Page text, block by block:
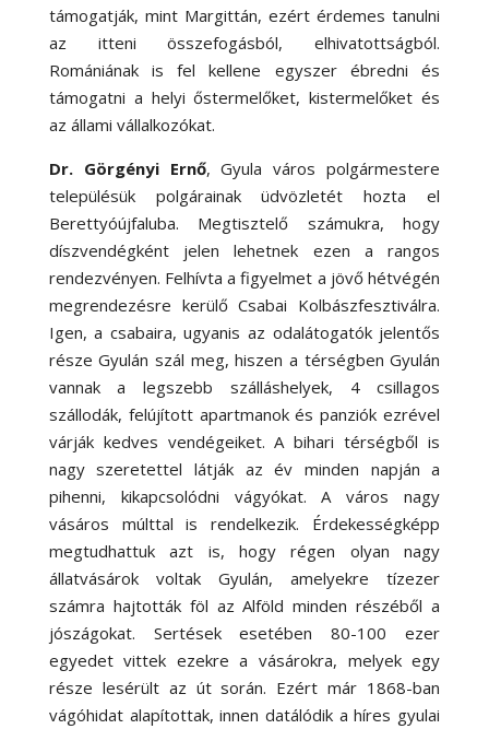
támogatják, mint Margittán, ezért érdemes tanulni
az itteni összefogásból, elhivatottságból.
Romániának is fel kellene egyszer ébredni és
támogatni a helyi őstermelőket, kistermelőket és
az állami vállalkozókat.
Dr. Görgényi Ernő, Gyula város polgármestere
településük polgárainak üdvözletét hozta el
Berettyóújfaluba. Megtisztelő számukra, hogy
díszvendégként jelen lehetnek ezen a rangos
rendezvényen. Felhívta a figyelmet a jövő hétvégén
megrendezésre kerülő Csabai Kolbászfesztiválra.
Igen, a csabaira, ugyanis az odalátogatók jelentős
része Gyulán szál meg, hiszen a térségben Gyulán
vannak a legszebb szálláshelyek, 4 csillagos
szállodák, felújított apartmanok és panziók ezrével
várják kedves vendégeiket. A bihari térségből is
nagy szeretettel látják az év minden napján a
pihenni, kikapcsolódni vágyókat. A város nagy
vásáros múlttal is rendelkezik. Érdekességképp
megtudhattuk azt is, hogy régen olyan nagy
állatvásárok voltak Gyulán, amelyekre tízezer
számra hajtották föl az Alföld minden részéből a
jószágokat. Sertések esetében 80-100 ezer
egyedet vittek ezekre a vásárokra, melyek egy
része lesérült az út során. Ezért már 1868-ban
vágóhidat alapítottak, innen datálódik a híres gyulai